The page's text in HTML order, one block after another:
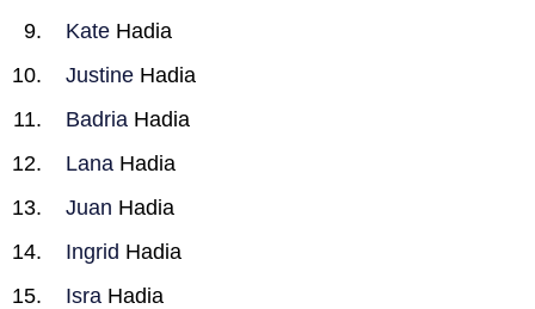
Kate Hadia
Justine Hadia
Badria Hadia
Lana Hadia
Juan Hadia
Ingrid Hadia
Isra Hadia